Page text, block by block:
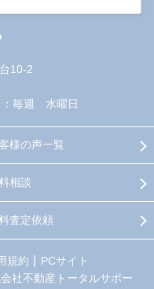
10-2
：毎週 水曜日
様の声一覧
相談
査定依頼
規約
PCサイト
社不動産トータルサポー